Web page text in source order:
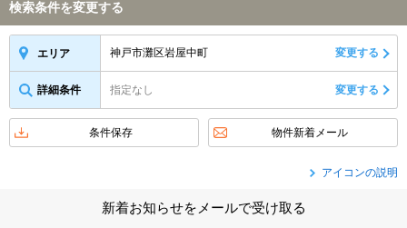
検索条件を変更する
エリア 神戸市灘区岩屋中町 変更する
詳細条件 指定なし 変更する
条件保存 物件新着メール
アイコンの説明
新着お知らせをメールで受け取る